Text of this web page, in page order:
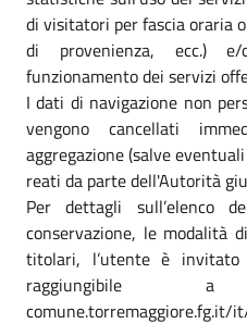
di visitatori per fascia oraria
di provenienza, ecc.)
funzionamento dei servizi
I dati di navigazione non
vengono cancellati
aggregazione (salve
reati da parte dell'Autorità
Per dettagli sull’elenco
conservazione, le modalità
titolari, l’utente è
raggiungibile
comune.torremaggiore.fg.it/